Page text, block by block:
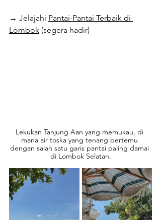
→ Jelajahi Pantai-Pantai Terbaik di
Lombok (segera hadir)
Lekukan Tanjung Aan yang memukau, di
mana air toska yang tenang bertemu
dengan salah satu garis pantai paling damai
di Lombok Selatan.